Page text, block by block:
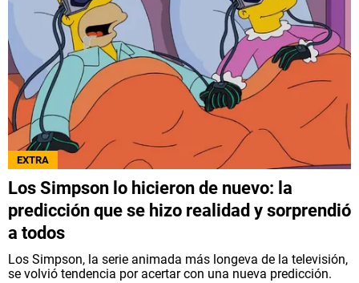
EXTRA
Los Simpson lo hicieron de nuevo: la
predicción que se hizo realidad y sorprendió
a todos
Los Simpson, la serie animada más longeva de la televisión,
se volvió tendencia por acertar con una nueva predicción.